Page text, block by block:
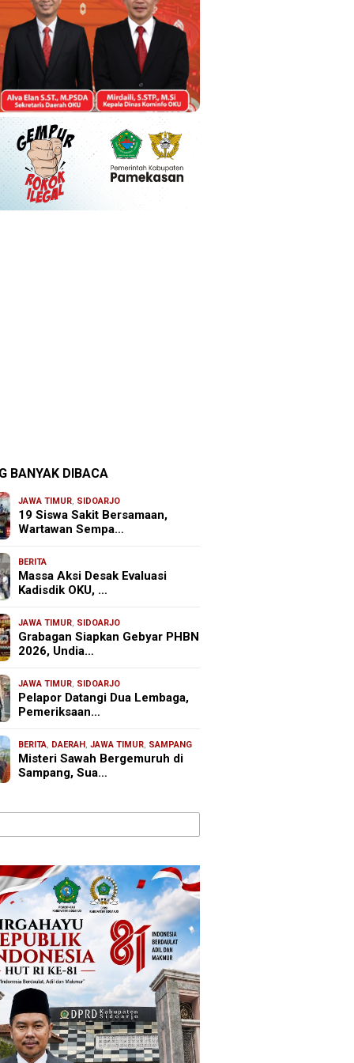
BANYAK DIBACA
JAWA TIMUR, SIDOARJO
19 Siswa Sakit Bersamaan,
Wartawan Sempa…
BERITA
Massa Aksi Desak Evaluasi
Kadisdik OKU, …
JAWA TIMUR, SIDOARJO
Grabagan Siapkan Gebyar PHBN
2026, Undia…
JAWA TIMUR, SIDOARJO
Pelapor Datangi Dua Lembaga,
Pemeriksaan…
BERITA, DAERAH,JAWA TIMUR, SAMPANG
Misteri Sawah Bergemuruh di
Sampang, Sua…